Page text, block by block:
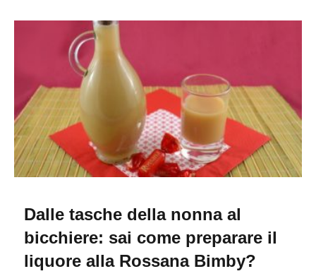
Dalle tasche della nonna al
bicchiere: sai come preparare il
liquore alla Rossana Bimby?